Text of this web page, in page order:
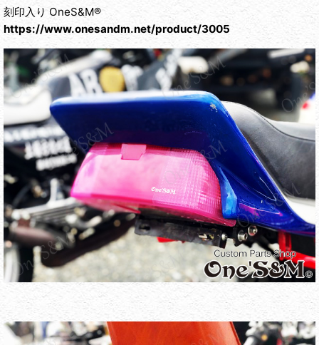
刻印入り OneS&M®︎
https://www.onesandm.net/product/3005